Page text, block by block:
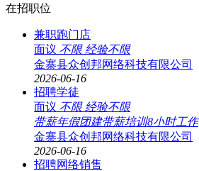
在招职位
兼职跑门店
面议 不限 经验不限
金寨县众创邦网络科技有限公司
2026-06-16
招聘学徒
面议 不限 经验不限
带薪年假团建带薪培训8小时工作
金寨县众创邦网络科技有限公司
2026-06-16
招聘网络销售